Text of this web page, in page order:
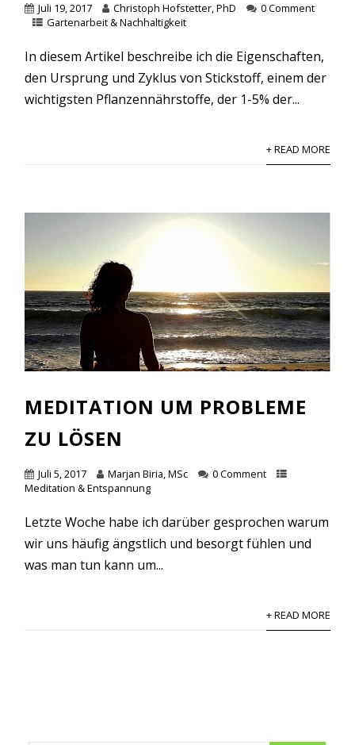
Juli 19, 2017 Christoph Hofstetter, PhD
0 Comment
Gartenarbeit & Nachhaltigkeit
In diesem Artikel beschreibe ich die Eigenschaften,
den Ursprung und Zyklus von Stickstoff, einem der
wichtigsten Pflanzennährstoffe, der 1-5% der...
+ READ MORE
MEDITATION UM PROBLEME
ZU LÖSEN
Juli 5, 2017 Marjan Biria, MSc
0 Comment
Meditation & Entspannung
Letzte Woche habe ich darüber gesprochen warum
wir uns häufig ängstlich und besorgt fühlen und
was man tun kann um...
+ READ MORE